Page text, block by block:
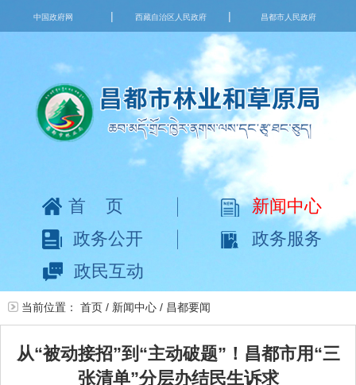
中国政府网 | 西藏自治区人民政府 | 昌都市人民政府
首页
新闻中心
政务公开
政务服务
政民互动
当前位置： 首页 / 新闻中心 / 昌都要闻
从“被动接招”到“主动破题”！昌都市用“三
张清单”分层办结民生诉求